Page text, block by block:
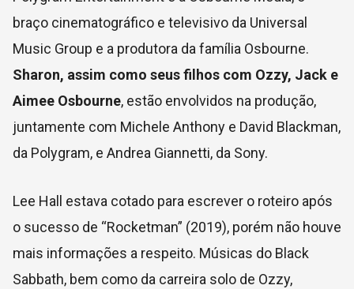
braço cinematográfico e televisivo da Universal
Music Group e a produtora da família Osbourne.
Sharon, assim como seus filhos com Ozzy, Jack e
Aimee Osbourne, estão envolvidos na produção,
juntamente com Michele Anthony e David Blackman,
da Polygram, e Andrea Giannetti, da Sony.
Lee Hall estava cotado para escrever o roteiro após
o sucesso de “Rocketman” (2019), porém não houve
mais informações a respeito. Músicas do Black
Sabbath, bem como da carreira solo de Ozzy,